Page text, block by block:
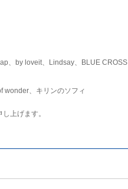
、by loveit、Lindsay、BLUE CROSS
wonder、キリンのソフィ
上げます。